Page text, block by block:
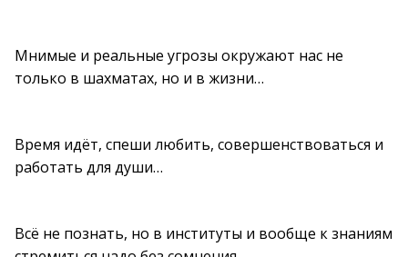
Мнимые и реальные угрозы окружают нас не
только в шахматах, но и в жизни…
Время идёт, спеши любить, совершенствоваться и
работать для души…
Всё не познать, но в институты и вообще к знаниям